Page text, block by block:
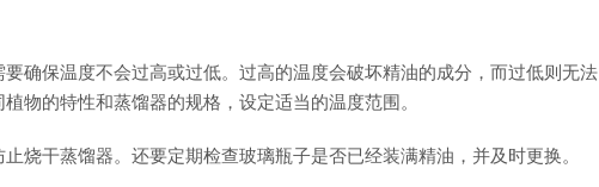
确保温度不会过高或过低。过高的温度会破坏精油的成分，而过低则无法
物的特性和蒸馏器的规格，设定适当的温度范围。
烧干蒸馏器。还要定期检查玻璃瓶子是否已经装满精油，并及时更换。